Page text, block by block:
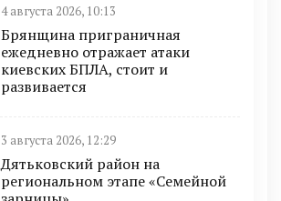
4 августа 2026, 10:13
Брянщина приграничная
ежедневно отражает атаки
киевских БПЛА, стоит и
развивается
3 августа 2026, 12:29
Дятьковский район на
региональном этапе «Семейной